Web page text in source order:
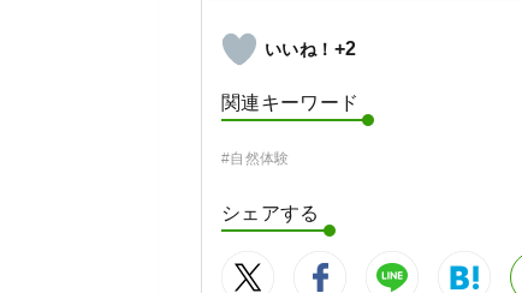
+2
関連キーワード
#自然体験
シェアする